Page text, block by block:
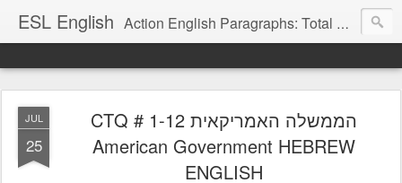
ESL English Action English Paragraphs: Total Physical Response (TPR) Paragraphs for the High School and Adult Language Student
JUL
25
CTQ # 1-12 הממשלה האמריקאית
American Government HEBREW
ENGLISH